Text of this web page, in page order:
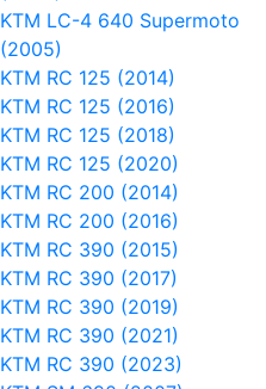
KTM LC-4 640 Supermoto
(2005)
KTM RC 125 (2014)
KTM RC 125 (2016)
KTM RC 125 (2018)
KTM RC 125 (2020)
KTM RC 200 (2014)
KTM RC 200 (2016)
KTM RC 390 (2015)
KTM RC 390 (2017)
KTM RC 390 (2019)
KTM RC 390 (2021)
KTM RC 390 (2023)